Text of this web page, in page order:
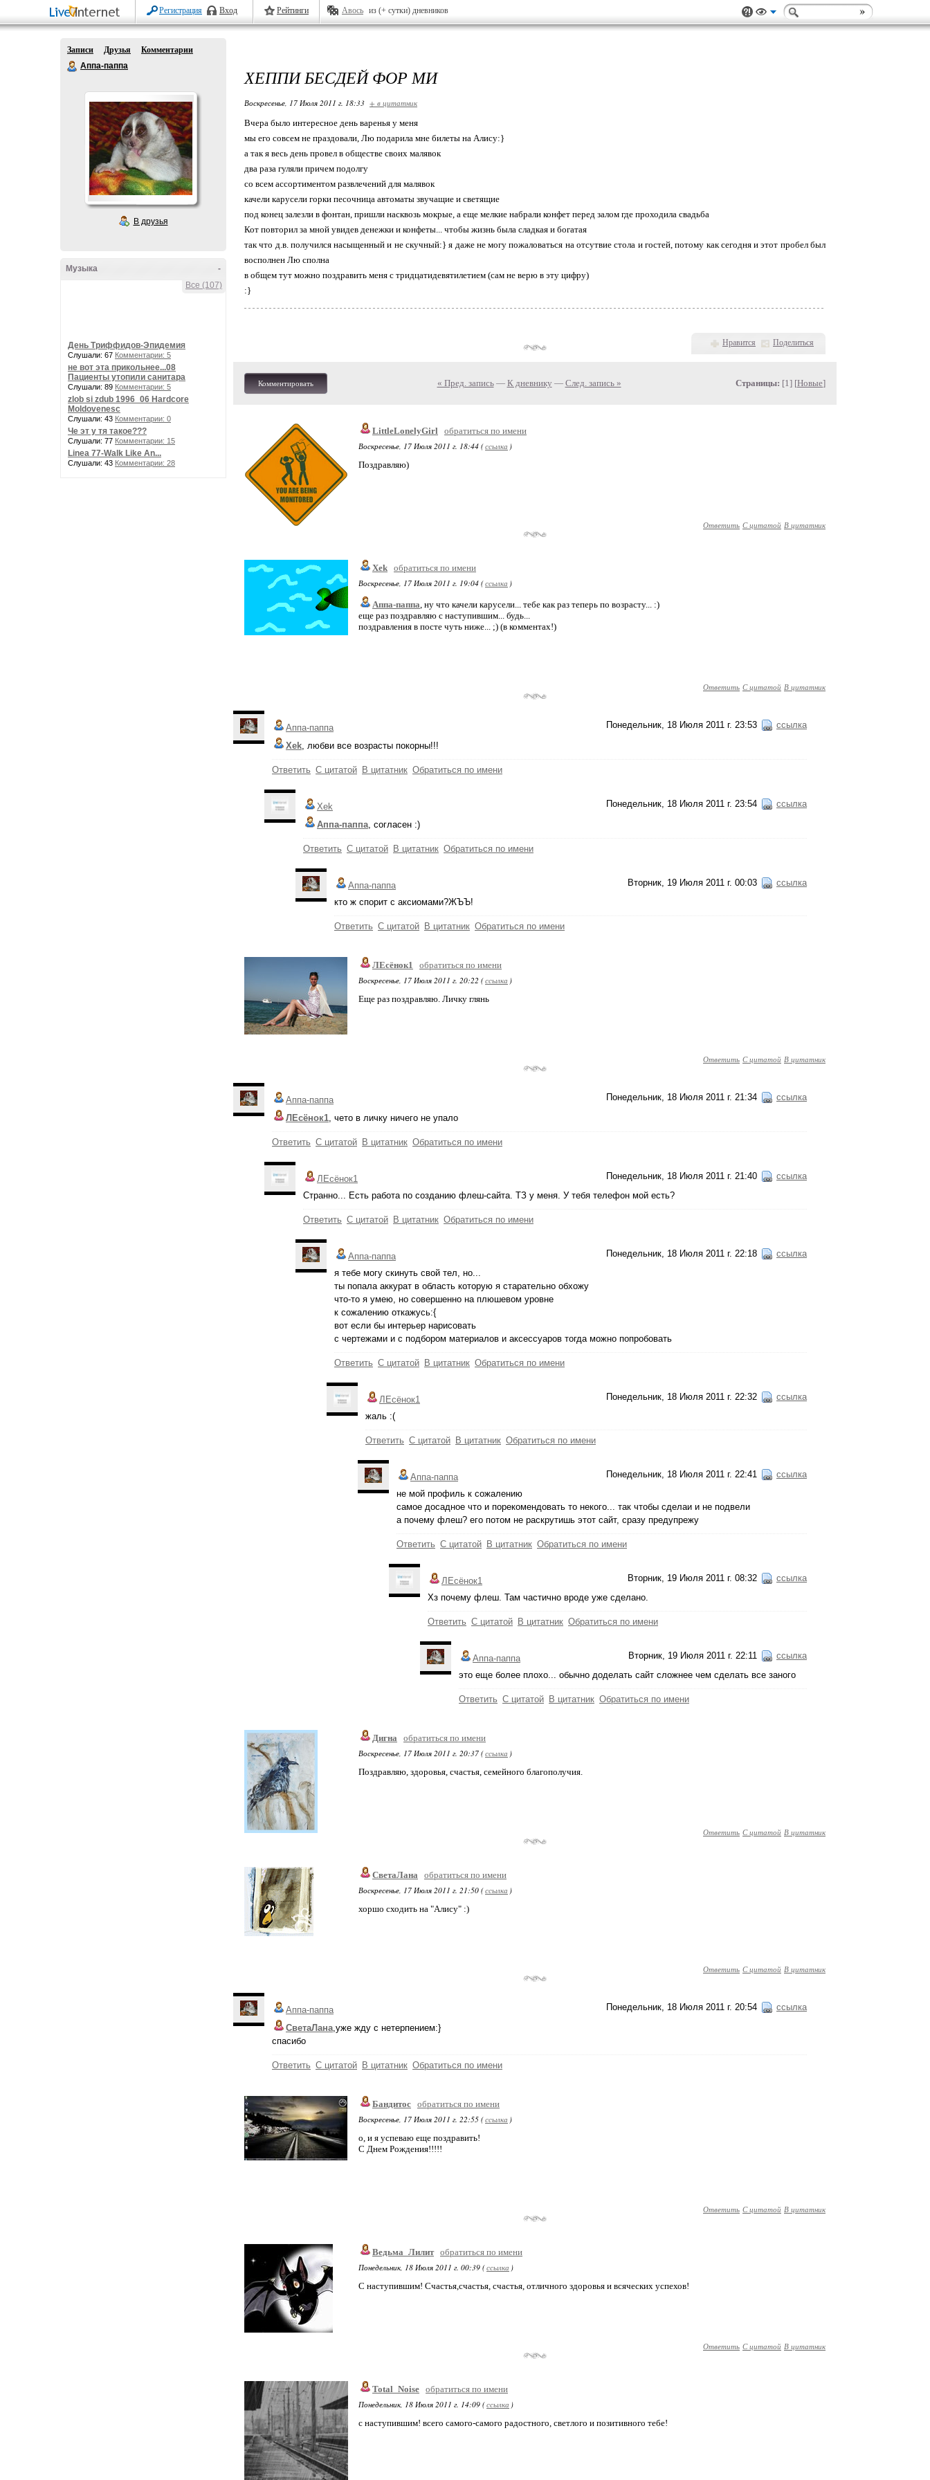
Регистрация Вход Рейтинги Авось из (+ сутки) дневников
Записи Друзья
Комментарии
Аппа-паппа
В друзья
-
Музыка
Все (107)
День Триффидов-Эпидемия
Слушали: 67 Комментарии: 5
не вот эта прикольнее...08
Пациенты утопили санитара
Слушали: 89 Комментарии: 5
zlob si zdub 1996_06 Hardcore
Moldovenesc
Слушали: 43 Комментарии: 0
Че эт у тя такое???
Слушали: 77 Комментарии: 15
Linea 77-Walk Like An...
Слушали: 43 Комментарии: 28
ХЕППИ БЕСДЕЙ ФОР МИ
Воскресенье, 17 Июля 2011 г. 18:33 + в цитатник
Вчера было интересное день варенья у меня
мы его совсем не праздовали, Лю подарила мне билеты на Алису:}
а так я весь день провел в обществе своих малявок
два раза гуляли причем подолгу
со всем ассортиментом развлечений для малявок
качели карусели горки песочница автоматы звучащие и светящие
под конец залезли в фонтан, пришли насквозь мокрые, а еще мелкие набрали конфет перед залом где проходила свадьба
Кот повторил за мной увидев денежки и конфеты... чтобы жизнь была сладкая и богатая
так что д.в. получился насыщенный и не скучный:} я даже не могу пожаловаться на отсутвие стола и гостей, потому как сегодня и этот пробел был
восполнен Лю сполна
в общем тут можно поздравить меня с тридцатидевятилетием (сам не верю в эту цифру)
:}
Нравится Поделиться
Комментировать « Пред. запись— К дневнику — След. запись » Страницы: [1] [Новые]
LittleLonelyGirl обратиться по имени
Воскресенье, 17 Июля 2011 г. 18:44 (ссылка )
Поздравляю)
Ответить С цитатой В цитатник
Xek обратиться по имени
Воскресенье, 17 Июля 2011 г. 19:04 (ссылка )
Аппа-паппа, ну что качели карусели... тебе как раз теперь по возрасту... :)
еще раз поздравляю с наступившим... будь...
поздравления в посте чуть ниже... ;) (в комментах!)
Ответить С цитатой В цитатник
Понедельник, 18 Июля 2011 г. 23:53 ссылка
Аппа-паппа
Xek, любви все возрасты покорны!!!
Ответить С цитатой В цитатник Обратиться по имени
Понедельник, 18 Июля 2011 г. 23:54 ссылка
Xek
Аппа-паппа, согласен :)
Ответить С цитатой В цитатник Обратиться по имени
Вторник, 19 Июля 2011 г. 00:03 ссылка
Аппа-паппа
кто ж спорит с аксиомами?ЖЪЪ!
Ответить С цитатой В цитатник Обратиться по имени
ЛЕсёнок1
обратиться по имени
Воскресенье, 17 Июля 2011 г. 20:22 (ссылка )
Еще раз поздравляю. Личку глянь
Ответить С цитатой В цитатник
Понедельник, 18 Июля 2011 г. 21:34 ссылка
Аппа-паппа
ЛЕсёнок1, чето в личку ничего не упало
Ответить С цитатой В цитатник Обратиться по имени
Понедельник, 18 Июля 2011 г. 21:40 ссылка
ЛЕсёнок1
Странно... Есть работа по созданию флеш-сайта. ТЗ у меня. У тебя телефон мой есть?
Ответить С цитатой В цитатник Обратиться по имени
Понедельник, 18 Июля 2011 г. 22:18 ссылка
Аппа-паппа
я тебе могу скинуть свой тел, но...
ты попала аккурат в область которую я старательно обхожу
что-то я умею, но совершенно на плюшевом уровне
к сожалению откажусь:{
вот если бы интерьер нарисовать
с чертежами и с подбором материалов и аксессуаров тогда можно попробовать
Ответить С цитатой В цитатник Обратиться по имени
Понедельник, 18 Июля 2011 г. 22:32 ссылка
ЛЕсёнок1
жаль :(
Ответить С цитатой В цитатник Обратиться по имени
Понедельник, 18 Июля 2011 г. 22:41 ссылка
Аппа-паппа
не мой профиль к сожалению
самое досадное что и порекомендовать то некого... так чтобы сделаи и не подвели
а почему флеш? его потом не раскрутишь этот сайт, сразу предупрежу
Ответить С цитатой В цитатник Обратиться по имени
Вторник, 19 Июля 2011 г. 08:32 ссылка
ЛЕсёнок1
Хз почему флеш. Там частично вроде уже сделано.
Ответить С цитатой В цитатник Обратиться по имени
Вторник, 19 Июля 2011 г. 22:11 ссылка
Аппа-паппа
это еще более плохо... обычно доделать сайт сложнее чем сделать все заного
Ответить С цитатой В цитатник Обратиться по имени
Дигна
обратиться по имени
Воскресенье, 17 Июля 2011 г. 20:37 (ссылка )
Поздравляю, здоровья, счастья, семейного благополучия.
Ответить С цитатой В цитатник
СветаЛана
обратиться по имени
Воскресенье, 17 Июля 2011 г. 21:50 (ссылка )
хоршо сходить на "Алису" :)
Ответить С цитатой В цитатник
Понедельник, 18 Июля 2011 г. 20:54 ссылка
Аппа-паппа
СветаЛана,уже жду с нетерпением:}
спасибо
Ответить С цитатой В цитатник Обратиться по имени
Бандитос обратиться по имени
Воскресенье, 17 Июля 2011 г. 22:55 (ссылка )
о, и я успеваю еще поздравить!
С Днем Рождения!!!!!
Ответить С цитатой В цитатник
Ведьма_Лилит обратиться по имени
Понедельник, 18 Июля 2011 г. 00:39 (ссылка )
С наступившим! Счастья,счастья, счастья, отличного здоровья и всяческих успехов!
Ответить С цитатой В цитатник
Total_Noise обратиться по имени
Понедельник, 18 Июля 2011 г. 14:09 (ссылка )
с наступившим! всего самого-самого радостного, светлого и позитивного тебе!